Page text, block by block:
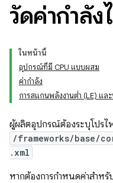
วัดค่ากำลัง
ในหน้านี้
อุปกรณ์ที่มี CPU แบบผสม
ค่ากำลัง
การสแกนพลังงานต่ำ (LE) แล
ผู้ผลิตอุปกรณ์ต้องระบุโปรไ
/frameworks/base/
.xml
หากต้องการกำหนดค่าสำห